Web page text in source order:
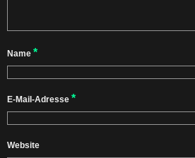
Name *
E-Mail-Adresse *
Website